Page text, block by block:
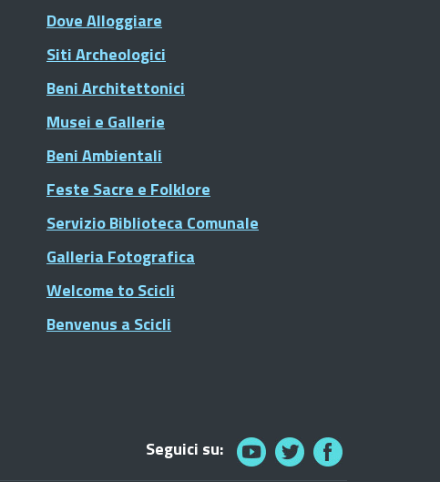
Dove Alloggiare
Siti Archeologici
Beni Architettonici
Musei e Gallerie
Beni Ambientali
Feste Sacre e Folklore
Servizio Biblioteca Comunale
Galleria Fotografica
Welcome to Scicli
Benvenus a Scicli
Seguici su: